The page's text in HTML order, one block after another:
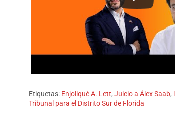
Etiquetas: Enjoliqué A. Lett, Juicio a Álex Saab,
Tribunal para el Distrito Sur de Florida